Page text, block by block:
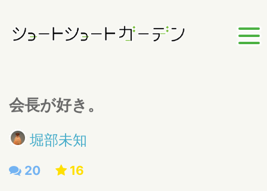
会長が好き。
堀部未知
20 16